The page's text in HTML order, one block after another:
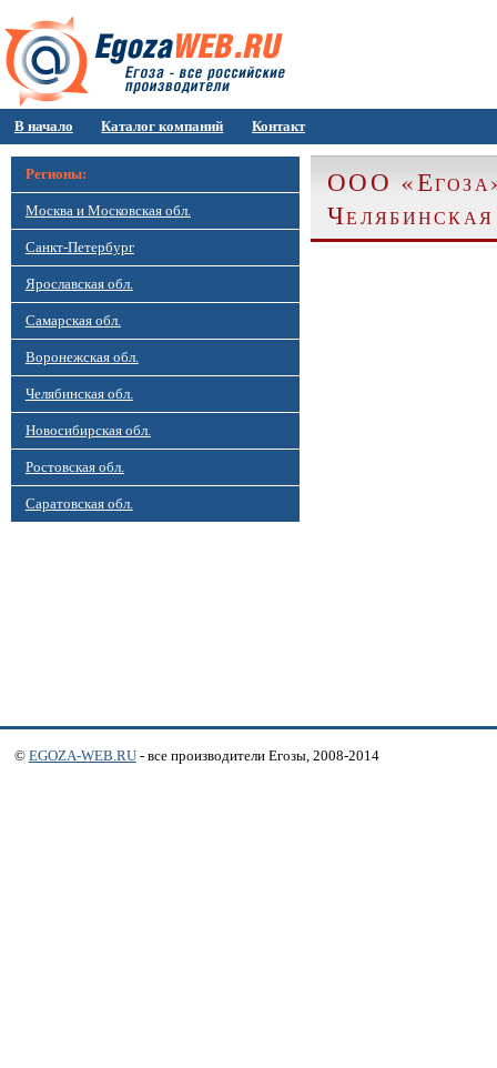
В начало Каталог компаний Контакт
Регионы:
Москва и Московская обл.
Санкт-Петербург
Ярославская обл.
Самарская обл.
Воронежская обл.
Челябинская обл.
Новосибирская обл.
Ростовская обл.
Саратовская обл.
ООО
© EGOZA-WEB.RU- все производители Егозы, 2008-2014